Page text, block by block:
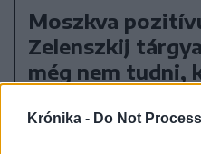
Krónika - Do Not
Moszkva
Zelenszkij
még nem tudni,